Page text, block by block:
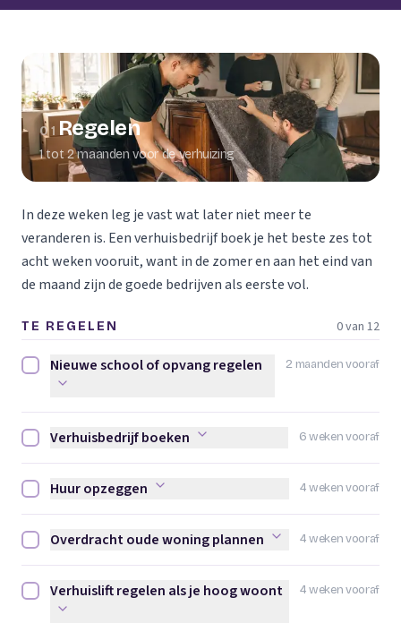
01 Regelen
1 tot 2 maanden voor de verhuizing
In deze weken leg je vast wat later niet meer te
veranderen is. Een verhuisbedrijf boek je het beste zes tot
acht weken vooruit, want in de zomer en aan het eind van
de maand zijn de goede bedrijven als eerste vol.
TE REGELEN 0 van 12
2 maanden vooraf
Nieuwe school of opvang regelen afvinken
Nieuwe school of opvang regelen
6 weken vooraf
Verhuisbedrijf boeken afvinken
Verhuisbedrijf boeken
4 weken vooraf
Huur opzeggen afvinken
Huur opzeggen
4 weken vooraf
Overdracht oude woning plannen afvinken
Overdracht oude woning plannen
4 weken vooraf
Verhuislift regelen als je hoog woont afvinken
Verhuislift regelen als je hoog woont